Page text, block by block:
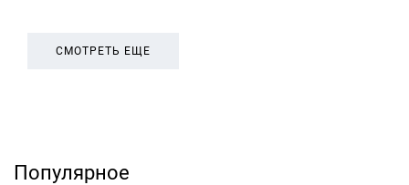
СМОТРЕТЬ ЕЩЕ
Популярное